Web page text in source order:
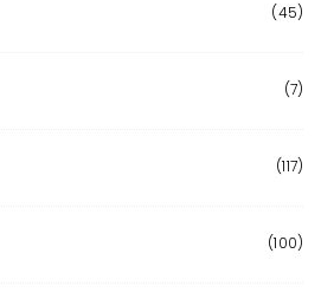
(45)
(7)
(117)
(100)